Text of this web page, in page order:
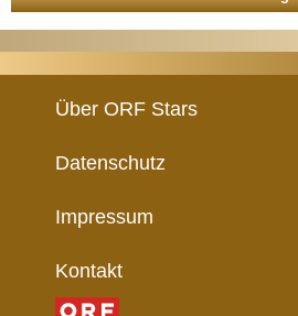
Über ORF Stars
Datenschutz
Impressum
Kontakt